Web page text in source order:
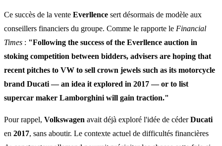
Ce succès de la vente Everllence sert désormais de modèle aux
conseillers financiers du groupe. Comme le rapporte le Financial
Times : "Following the success of the Everllence auction in
stoking competition between bidders, advisers are hoping that
recent pitches to VW to sell crown jewels such as its motorcycle
brand Ducati — an idea it explored in 2017 — or to list
supercar maker Lamborghini will gain traction."
Pour rappel, Volkswagen avait déjà exploré l'idée de céderDucati
en 2017, sans aboutir. Le contexte actuel de difficultés financières